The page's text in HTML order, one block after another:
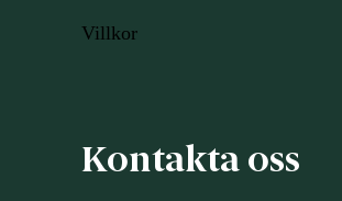
Villkor
Kontakta oss